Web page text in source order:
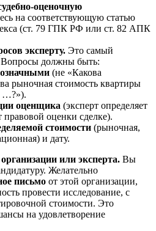
оценочную
на соответствующую статью
(ст. 79 ГПК РФ или ст. 82 АПК
эксперту. Это самый
Вопросы должны быть:
(не «Какова
рыночная стоимость квартиры
…?»).
оценщика (эксперт определяет
правовой оценки сделке).
стоимости (рыночная,
и дату.
или эксперта. Вы
Желательно
письмо от этой организации,
провести исследование, с
стоимости. Это
на удовлетворение